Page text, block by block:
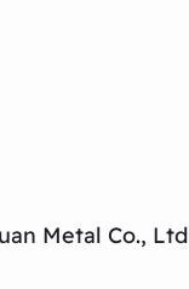
Metal Co., Ltd